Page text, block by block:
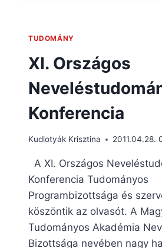
TUDOMÁNY
XI. Országos
Konferencia
Kudlotyák Krisztina 2011.04.28.
A XI. Országos
Konferencia Tudományos
Programbizottsága és
köszöntik az olvasót. A
Tudományos Akadémia
Bizottsága nevében nagy